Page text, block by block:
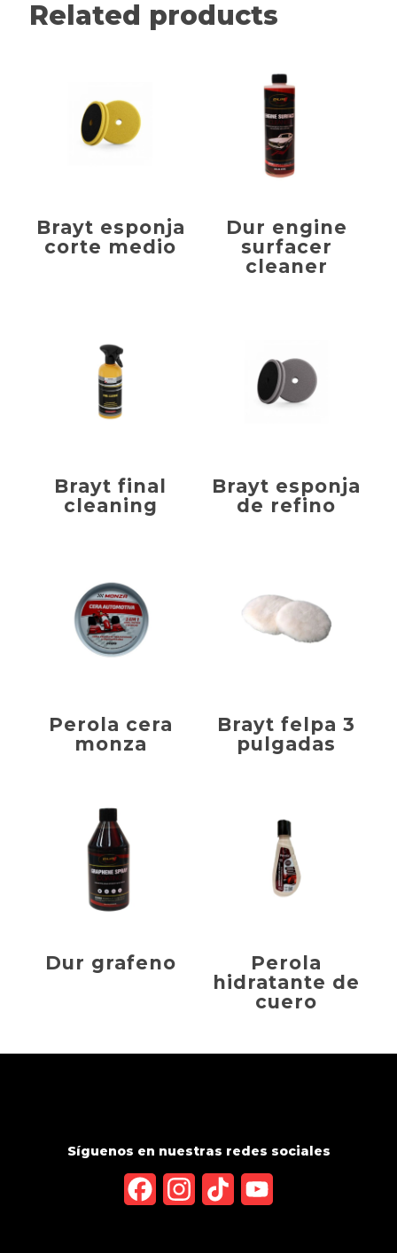
Related products
Brayt esponja
corte medio
Dur engine
surfacer
cleaner
Brayt final
cleaning
Brayt esponja
de refino
Perola cera
monza
Brayt felpa 3
pulgadas
Dur grafeno
Perola
hidratante de
cuero
Síguenos en nuestras redes sociales
FacebookInstagram
TikTok